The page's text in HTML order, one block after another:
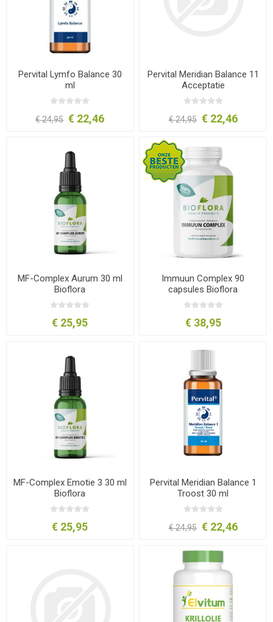
Pervital Lymfo Balance 30
ml
€ 24,95 € 22,46
Pervital Meridian Balance 11
Acceptatie
€ 24,95 € 22,46
MF-Complex Aurum 30 ml
Bioflora
€ 25,95
Immuun Complex 90
capsules Bioflora
€ 38,95
MF-Complex Emotie 3 30 ml
Bioflora
€ 25,95
Pervital Meridian Balance 1
Troost 30 ml
€ 24,95 € 22,46